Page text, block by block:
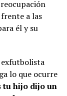
a las
él y su
lo que ocurre
tu hijo dijo un